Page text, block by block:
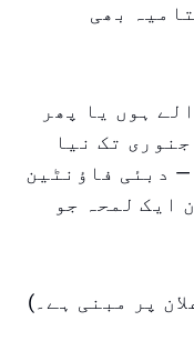
بھی
ہوں یا پھر
سے واپس آنے والے مہمان، ۷ جنوری تک نیا
دبئی فاؤنٹین
ایک لمحہ جو
پر مبنی ہے۔)